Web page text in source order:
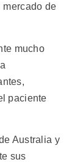
mercado de
mucho
paciente
Australia y
sus